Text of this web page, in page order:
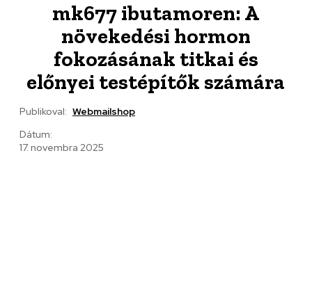
mk677 ibutamoren: A
növekedési hormon
fokozásának titkai és
előnyei testépítők számára
Publikoval: Webmailshop
Dátum:
17. novembra 2025